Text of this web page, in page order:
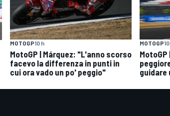
MOTOGP10 h
MotoGP | Márquez: "L'anno scorso
facevo la differenza in punti in
cui ora vado un po' peggio"
MOTOGP
guidare